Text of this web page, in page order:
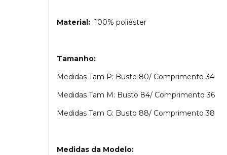
Material: 100% poliéster
Tamanho:
Medidas Tam P: Busto 80/ Comprimento 34
Medidas Tam M: Busto 84/ Comprimento 36
Medidas Tam G: Busto 88/ Comprimento 38
Medidas da Modelo: